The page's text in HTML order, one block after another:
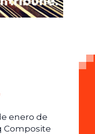
enero de
Composite